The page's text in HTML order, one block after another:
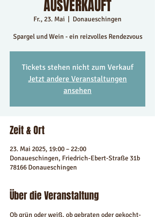
AUSVERKAUFT
Fr., 23. Mai
  |
Donaueschingen
Spargel und Wein - ein reizvolles Rendezvous
Tickets stehen nicht zum Verkauf
Jetzt andere Veranstaltungen
ansehen
Zeit & Ort
23. Mai 2025, 19:00 – 22:00
Donaueschingen, Friedrich-Ebert-Straße 31b
78166 Donaueschingen
Über die Veranstaltung
Ob grün oder weiß, ob gebraten oder gekocht-